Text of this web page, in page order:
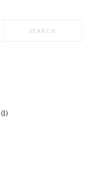
(1)